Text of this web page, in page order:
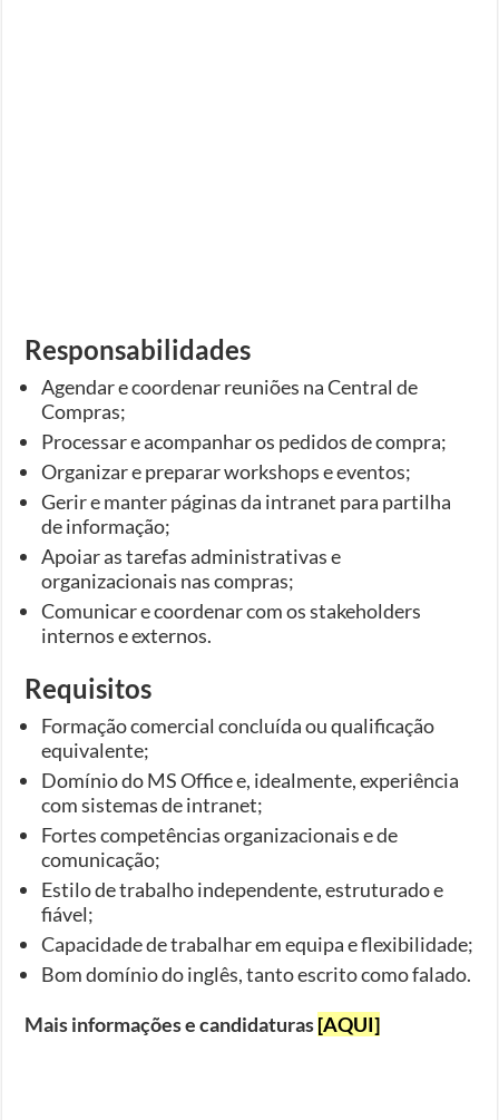
Responsabilidades
Agendar e coordenar reuniões na Central de
Compras;
Processar e acompanhar os pedidos de compra;
Organizar e preparar workshops e eventos;
Gerir e manter páginas da intranet para partilha
de informação;
Apoiar as tarefas administrativas e
organizacionais nas compras;
Comunicar e coordenar com os stakeholders
internos e externos.
Requisitos
Formação comercial concluída ou qualificação
equivalente;
Domínio do MS Office e, idealmente, experiência
com sistemas de intranet;
Fortes competências organizacionais e de
comunicação;
Estilo de trabalho independente, estruturado e
fiável;
Capacidade de trabalhar em equipa e flexibilidade;
Bom domínio do inglês, tanto escrito como falado.
Mais informações e candidaturas[AQUI]